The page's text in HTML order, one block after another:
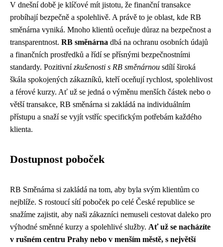
V dnešní době je klíčové mít jistotu, že finanční transakce
probíhají bezpečně a spolehlivě. A právě to je oblast, kde RB
směnárna vyniká. Mnoho klientů oceňuje důraz na bezpečnost a
transparentnost. RB směnárna dbá na ochranu osobních údajů
a finančních prostředků a řídí se přísnými bezpečnostními
standardy. Pozitivnízkušenosti s RB směnárnou sdílí široká
škála spokojených zákazníků, kteří oceňují rychlost, spolehlivost
a férové ​​kurzy. Ať už se jedná o výměnu menších částek nebo o
větší transakce, RB směnárna si zakládá na individuálním
přístupu a snaží se vyjít vstříc specifickým potřebám každého
klienta.
Dostupnost poboček
RB Směnárna si zakládá na tom, aby byla svým klientům co
nejblíže. S rostoucí sítí poboček po celé České republice se
snažíme zajistit, aby naši zákazníci nemuseli cestovat daleko pro
výhodné směnné kurzy a spolehlivé služby. Ať už se nacházíte
v rušném centru Prahy nebo v menším městě, s největší